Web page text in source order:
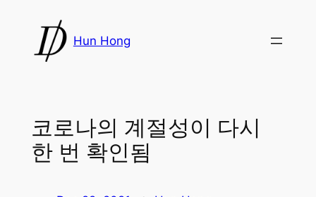
content
Hun Hong
코로나의 계절성이 다시
한 번 확인됨